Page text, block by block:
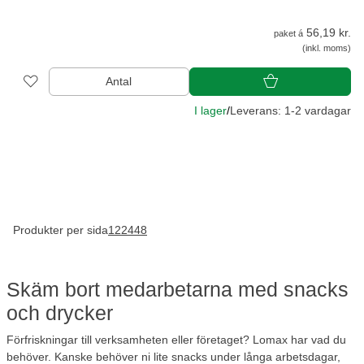
paket á 56,19 kr.
(inkl. moms)
Antal
I lager/Leverans: 1-2 vardagar
Produkter per sida122448
Skäm bort medarbetarna med snacks
och drycker
Förfriskningar till verksamheten eller företaget? Lomax har vad du
behöver. Kanske behöver ni lite snacks under långa arbetsdagar,